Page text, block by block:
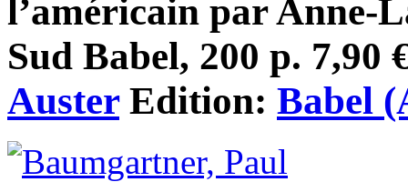
l’américain par Anne-
Sud Babel, 200 p.
AusterEdition: Babel